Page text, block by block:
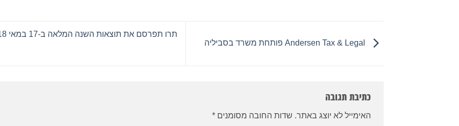
תרו תפרסם את תוצאות השנה המלאה ב-17 במאי 2018
כתיבת תגובה
האימייל לא יוצג באתר. שדות החובה מסומנים *